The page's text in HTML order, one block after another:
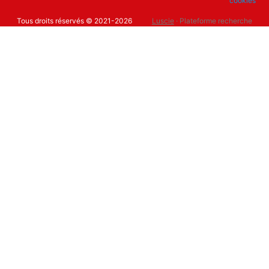
Tous droits réservés © 2021-2026 Luscie· Plateforme recherche